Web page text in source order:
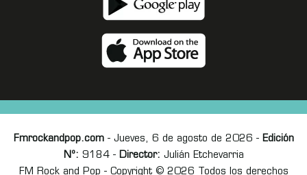
Fmrockandpop.com- Jueves, 6 de agosto de 2026 - Edición
Nº: 9184 - Director: Julián Etchevarria
FM Rock and Pop - Copyright © 2026 Todos los derechos